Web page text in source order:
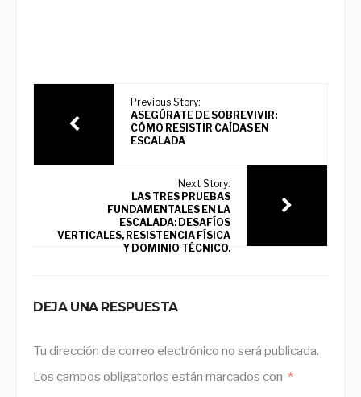
Previous Story:
ASEGÚRATE DE SOBREVIVIR:
CÓMO RESISTIR CAÍDAS EN
ESCALADA
Next Story:
LAS TRES PRUEBAS
FUNDAMENTALES EN LA
ESCALADA: DESAFÍOS
VERTICALES, RESISTENCIA FÍSICA
Y DOMINIO TÉCNICO.
DEJA UNA RESPUESTA
Tu dirección de correo electrónico no será publicada.
Los campos obligatorios están marcados con *